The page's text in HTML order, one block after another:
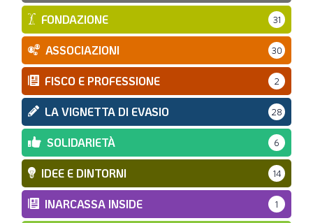
FONDAZIONE 31
ASSOCIAZIONI 30
FISCO E PROFESSIONE 2
LA VIGNETTA DI EVASIO 28
SOLIDARIETÀ 6
IDEE E DINTORNI 14
INARCASSA INSIDE 1